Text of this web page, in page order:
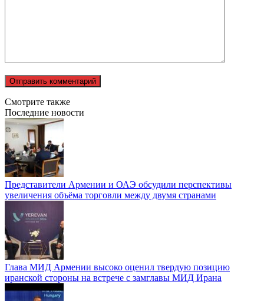
Смотрите также
Последние новости
Представители Армении и ОАЭ обсудили перспективы
увеличения объёма торговли между двумя странами
Глава МИД Армении высоко оценил твердую позицию
иранской стороны на встрече с замглавы МИД Ирана